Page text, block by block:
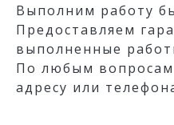
Выполним работу
Предоставляем
выполненные
По любым
адресу или